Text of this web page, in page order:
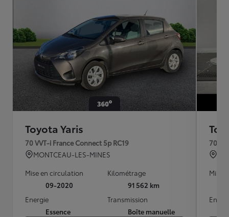
Toyota Yaris
70 VVT-i France Connect 5p RC19
MONTCEAU-LES-MINES
Mise en circulation
09-2020
Kilométrage
91 562 km
Energie
Essence
Transmission
Boîte manuelle
70
Mise